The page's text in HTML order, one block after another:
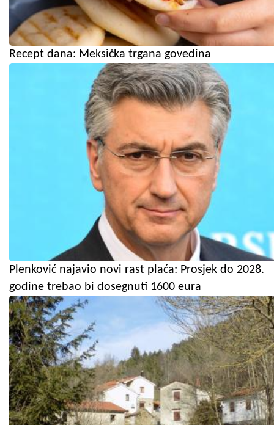
Recept dana: Meksička trgana govedina
Plenković najavio novi rast plaća: Prosjek do 2028.
godine trebao bi dosegnuti 1600 eura